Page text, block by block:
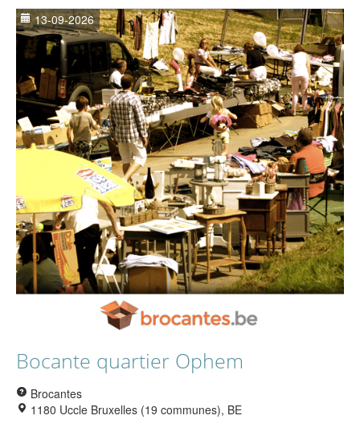
13-09-2026
Bocante quartier Ophem
Brocantes
1180 Uccle Bruxelles (19 communes), BE